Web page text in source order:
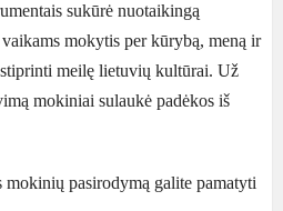
sukūrė nuotaikingą
mokytis per kūrybą, meną ir
meilę lietuvių kultūrai. Už
mokiniai sulaukė padėkos iš
pasirodymą galite pamatyti